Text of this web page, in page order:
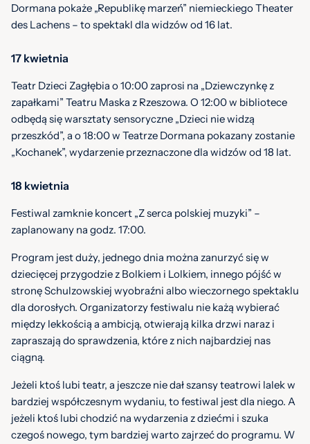
Dormana pokaże „Republikę marzeń” niemieckiego Theater
des Lachens – to spektakl dla widzów od 16 lat.
17 kwietnia
Teatr Dzieci Zagłębia o 10:00 zaprosi na „Dziewczynkę z
zapałkami” Teatru Maska z Rzeszowa. O 12:00 w bibliotece
odbędą się warsztaty sensoryczne „Dzieci nie widzą
przeszkód”, a o 18:00 w Teatrze Dormana pokazany zostanie
„Kochanek”, wydarzenie przeznaczone dla widzów od 18 lat.
18 kwietnia
Festiwal zamknie koncert „Z serca polskiej muzyki” –
zaplanowany na godz. 17:00.
Program jest duży, jednego dnia można zanurzyć się w
dziecięcej przygodzie z Bolkiem i Lolkiem, innego pójść w
stronę Schulzowskiej wyobraźni albo wieczornego spektaklu
dla dorosłych. Organizatorzy festiwalu nie każą wybierać
między lekkością a ambicją, otwierają kilka drzwi naraz i
zapraszają do sprawdzenia, które z nich najbardziej nas
ciągną.
Jeżeli ktoś lubi teatr, a jeszcze nie dał szansy teatrowi lalek w
bardziej współczesnym wydaniu, to festiwal jest dla niego. A
jeżeli ktoś lubi chodzić na wydarzenia z dziećmi i szuka
czegoś nowego, tym bardziej warto zajrzeć do programu. W